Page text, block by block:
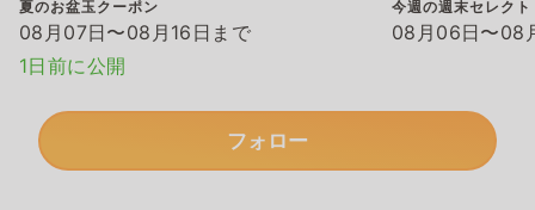
夏のお盆玉クーポン
08月07日〜08月16日まで
1日前に公開
今週の週末セレクト
08月06日〜08
フォロー